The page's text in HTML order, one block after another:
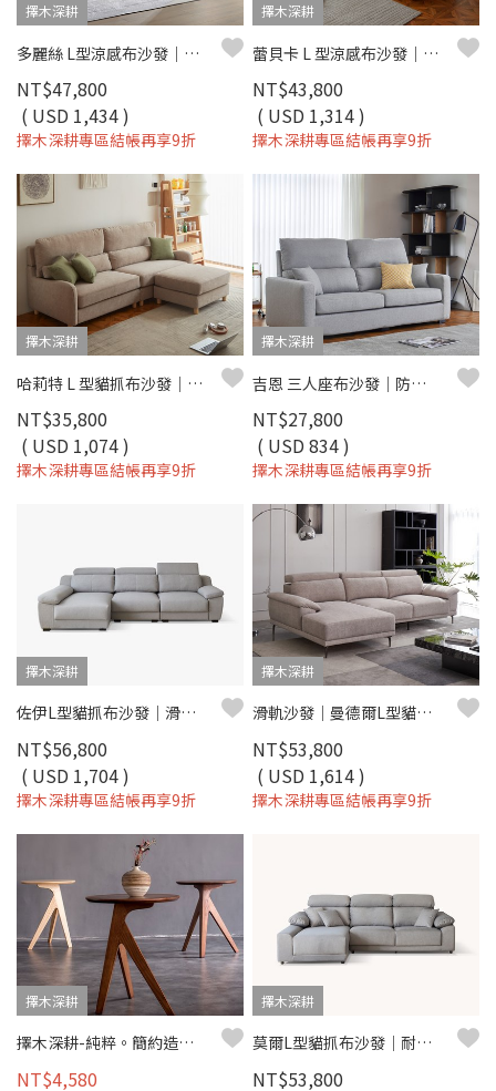
擇木深耕
多麗絲 L型涼感布沙發｜清新機能涼感布 × 高密度彈力坐墊 × 可拆洗布套 – 擇木深耕系列
NT$47,800
( USD 1,434 )
擇木深耕專區結帳再享9折
擇木深耕
蕾貝卡 L 型涼感布沙發｜機能涼感紗 × 防潑水耐磨 × 左右型自由配置 – 擇木深耕
NT$43,800
( USD 1,314 )
擇木深耕專區結帳再享9折
擇木深耕
哈莉特 L 型貓抓布沙發｜防油防污防潑水 × 移動式腳椅 × 左右型自由擺放 – 擇木深耕
NT$35,800
( USD 1,074 )
擇木深耕專區結帳再享9折
擇木深耕
吉恩 三人座布沙發｜防潑水面料 × 加高靠枕 × 可拆洗布套 – 擇木深耕
NT$27,800
( USD 834 )
擇木深耕專區結帳再享9折
擇木深耕
佐伊L型貓抓布沙發｜滑軌坐墊 × 可調頭枕 × 耐磨防潑水 × 左右型–擇木深耕
NT$56,800
( USD 1,704 )
擇木深耕專區結帳再享9折
擇木深耕
滑軌沙發｜曼德爾L型貓抓布沙發｜ 可調頭枕 × 耐磨防潑水 × 左右型–擇木深耕
NT$53,800
( USD 1,614 )
擇木深耕專區結帳再享9折
擇木深耕
擇木深耕-純粹。簡約造型小茶几 邊几 邊桌(二色)
NT$4,580
擇木深耕
莫爾L型貓抓布沙發｜耐磨防潑水 × 滑軌式坐墊 × 左右型可選–擇木深耕
NT$53,800